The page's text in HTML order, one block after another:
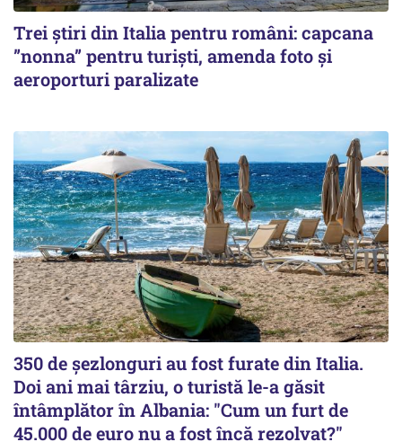
Trei știri din Italia pentru români: capcana
”nonna” pentru turiști, amenda foto și
aeroporturi paralizate
350 de șezlonguri au fost furate din Italia.
Doi ani mai târziu, o turistă le-a găsit
întâmplător în Albania: "Cum un furt de
45.000 de euro nu a fost încă rezolvat?"